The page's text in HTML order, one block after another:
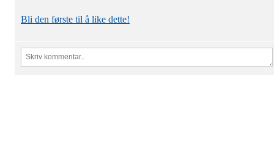
Bli den første til å like dette!